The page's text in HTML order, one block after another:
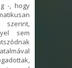
-, hogy
szerint,
sem